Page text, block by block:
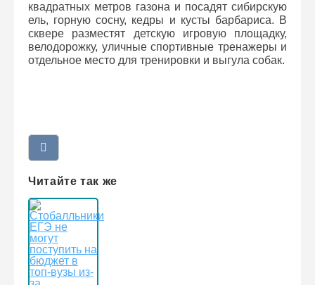
квадратных метров газона и посадят сибирскую
ель, горную сосну, кедры и кусты барбариса. В
сквере разместят детскую игровую площадку,
велодорожку, уличные спортивные тренажеры и
отдельное место для тренировки и выгула собак.
Читайте так же